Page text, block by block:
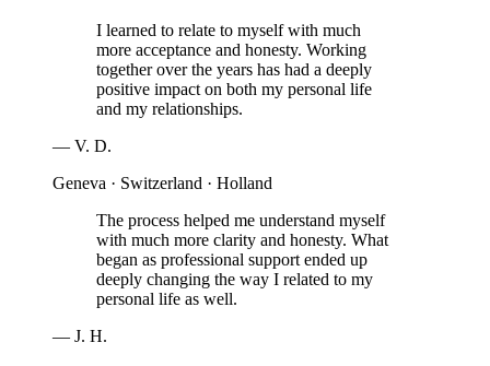
I learned to relate to myself with much
more acceptance and honesty. Working
together over the years has had a deeply
positive impact on both my personal life
and my relationships.
— V. D.
Geneva · Switzerland · Holland
The process helped me understand myself
with much more clarity and honesty. What
began as professional support ended up
deeply changing the way I related to my
personal life as well.
— J. H.